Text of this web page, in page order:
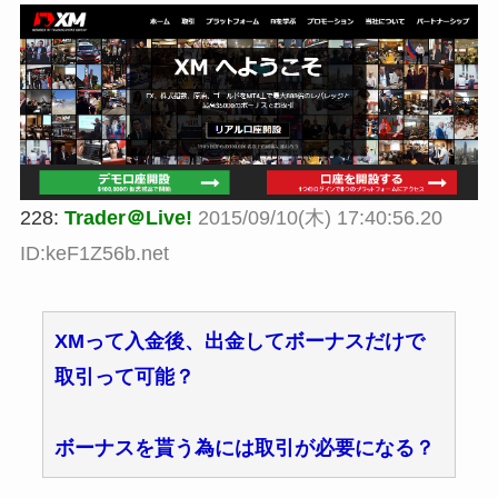
228: Trader＠Live! 2015/09/10(木) 17:40:56.20
ID:keF1Z56b.net
XMって入金後、出金してボーナスだけで
取引って可能？
ボーナスを貰う為には取引が必要になる？